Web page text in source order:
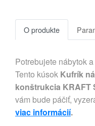
O produkte
Potrebujete nábytok
Tento kúsok Kufrík
konštrukcia KRAFT
vám bude páčiť,
viac informácií.